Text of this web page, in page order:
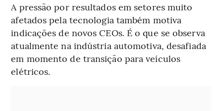
A pressão por resultados em setores muito
afetados pela tecnologia também motiva
indicações de novos CEOs. É o que se observa
atualmente na indústria automotiva, desafiada
em momento de transição para veículos
elétricos.